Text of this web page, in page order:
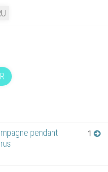
pendant
1